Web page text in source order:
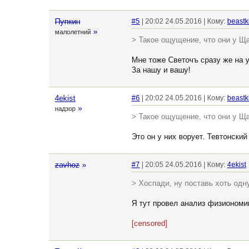
Пупкин
малолетний »
#5 | 20:02 24.05.2016 | Кому:
> Такое ощущение, что они у
Мне тоже Светочъ сразу же на
За нашу и вашу!
4ekist
надзор »
#6 | 20:02 24.05.2016 | Кому:
> Такое ощущение, что они у
Это он у них ворует.
zavhoz » #7 | 20:05 24.05.2016 | Кому: 4ekist
> Хоспади, ну поставь хоть
Я тут провел анализ
[censored]